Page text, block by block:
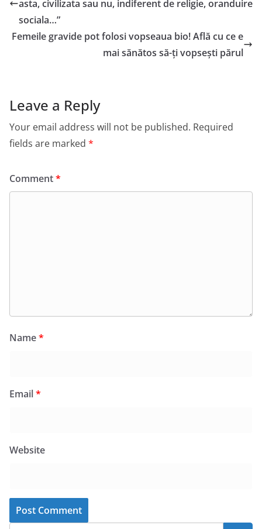
asta, civilizata sau nu, indiferent de religie, oranduire
sociala…”
Femeile gravide pot folosi vopseaua bio! Află cu ce e
mai sănătos să-ți vopsești părul
Leave a Reply
Your email address will not be published. Required
fields are marked *
Comment*
Name*
Email*
Website